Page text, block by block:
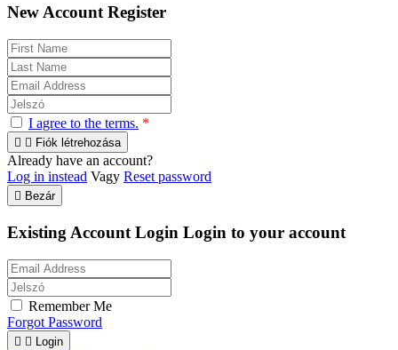
New Account Register
I agree to the terms. *
  Fiók létrehozása
Already have an account?
Log in instead Vagy Reset password
 Bezár
Existing Account Login Login to your account
Remember Me
Forgot Password
  Login